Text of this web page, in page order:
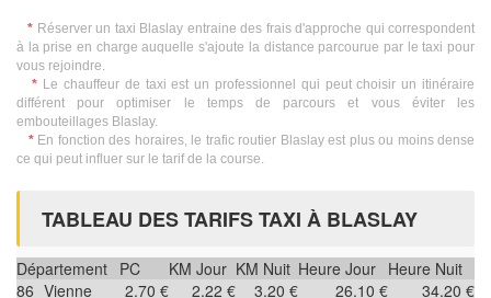
* Réserver un taxi Blaslay entraine des frais d'approche qui correspondent
à la prise en charge auquelle s'ajoute la distance parcourue par le taxi pour
vous rejoindre.
* Le chauffeur de taxi est un professionnel qui peut choisir un itinéraire
différent pour optimiser le temps de parcours et vous éviter les
embouteillages Blaslay.
*En fonction des horaires, le trafic routier Blaslay est plus ou moins dense
ce qui peut influer sur le tarif de la course.
TABLEAU DES TARIFS TAXI À BLASLAY
Département PC KM Jour KM Nuit Heure Jour Heure Nuit
86 Vienne 2.70 € 2.22 € 3.20 € 26.10 € 34.20 €